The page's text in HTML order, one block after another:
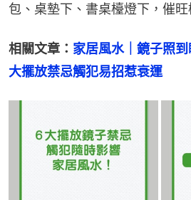
包、桌墊下、書桌檯燈下，催旺
相關文章： 家居風水｜鏡子照
大擺放禁忌觸犯易招惹衰運